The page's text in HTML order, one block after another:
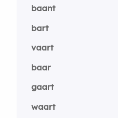
baant
bart
vaart
baar
gaart
waart